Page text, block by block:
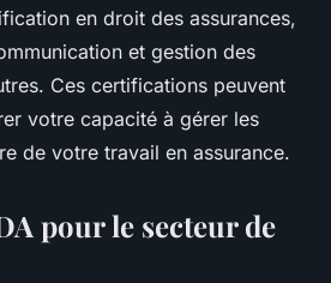
en droit des assurances,
et gestion des
Ces certifications peuvent
votre capacité à gérer les
de votre travail en assurance.
pour le secteur de